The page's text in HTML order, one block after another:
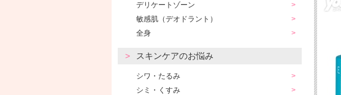
デリケートゾーン
敏感肌（デオドラント）
全身
スキンケアのお悩み
シワ・たるみ
シミ・くすみ